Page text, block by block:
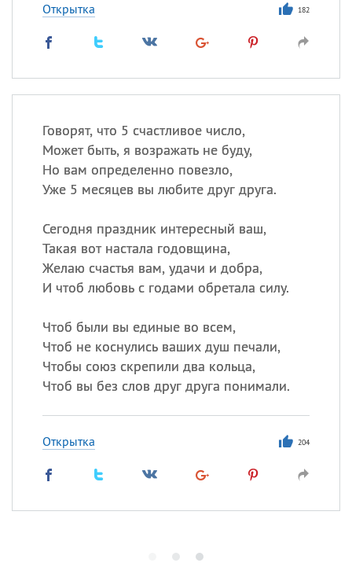
Открытка 182
Говорят, что 5 счастливое число,
Может быть, я возражать не буду,
Но вам определенно повезло,
Уже 5 месяцев вы любите друг друга.
Сегодня праздник интересный ваш,
Такая вот настала годовщина,
Желаю счастья вам, удачи и добра,
И чтоб любовь с годами обретала силу.
Чтоб были вы единые во всем,
Чтоб не коснулись ваших душ печали,
Чтобы союз скрепили два кольца,
Чтоб вы без слов друг друга понимали.
Открытка 204